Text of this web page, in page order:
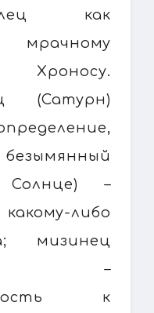
как
Хроносу.
(Сатурн)
безымянный
Солнце) –
либо
мизинец
–
к